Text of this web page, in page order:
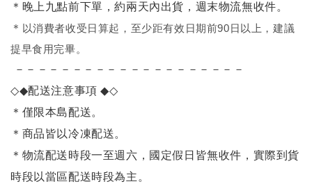
＊晚上九點前下單，約兩天內出貨，週末物流無收件。
＊ 以消費者收受日算起，至少距有效日期前90日以上，建議
提早食用完畢。
－－－－－－－－－－－－－－－－－－－－
◇◆配送注意事項◆◇
＊僅限本島配送。
＊商品皆以冷凍配送。
＊物流配送時段一至週六，國定假日皆無收件，實際到貨
時段以當區配送時段為主。